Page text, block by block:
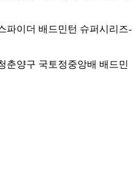
파이더 배드민턴 슈퍼시리즈-
춘양구 국토정중앙배 배드민